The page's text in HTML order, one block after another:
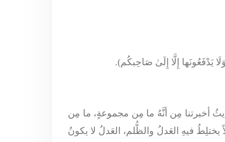
وَلَا يَدْفَعُونَها إِلَّا إِلَىٰ صَاحِبكُم).
أخبرتنا مِن أنَّهُ ما مِن مجموعةٍ، ما مِن
فيهِ العَدلُ والظُّلم، العَدلُ لا يكونُ